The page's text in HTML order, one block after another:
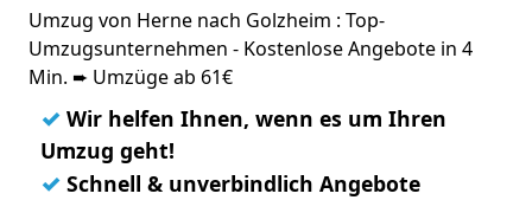
Umzug von Herne nach Golzheim : Top-
Umzugsunternehmen - Kostenlose Angebote in 4
Min. ➨ Umzüge ab 61€
✓ Wir helfen Ihnen, wenn es um Ihren
Umzug geht!
✓ Schnell & unverbindlich Angebote